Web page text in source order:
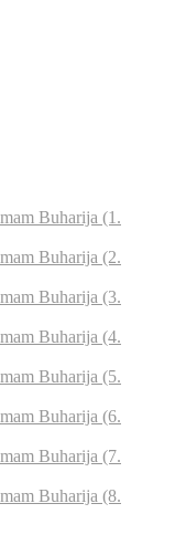
Buharija (1.
Buharija (2.
Buharija (3.
Buharija (4.
Buharija (5.
Buharija (6.
Buharija (7.
Buharija (8.